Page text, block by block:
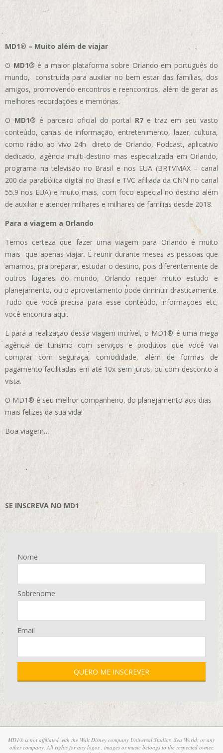
MD1® – Muito além de viajar
O MD1® é a maior plataforma sobre Orlando em português do
mundo, construída para auxiliar no bem estar das famílias, dos
amigos, promovendo encontros e reencontros, além de gerar as
melhores recordações e memórias.
OMD1® é parceiro oficial do portal R7e traz em seu vasto
conteúdo, canais de informação, entretenimento, lazer, cultura,
como rádio ao vivo 24h direto de Orlando, Podcast, aplicativo
dedicado, agência multi-destino mas especializada em Orlando,
programa na televisão no Brasil e nos EUA (BRTVMAX – canal
200 da parabólica digital no Brasil e TVC afiliada da CNN no canal
55.9 nos EUA) e muito mais, com foco especial no destino além
de auxiliar e atender milhares e milhares de famílias desde 2018.
Para a viagem a Orlando
Temos certeza que fazer uma viagem para Orlando é muito
mais que apenas viajar. É reunir durante meses as pessoas que
amamos, pra preparar, estudar o destino, pois diferentemente de
outros lugares do mundo, Orlando requer muito estudo e
planejamento, ou o aproveitamento pode diminuir drasticamente.
Tudo que você precisa para esse conteúdo, informações etc,
você encontra aqui.
E para a realização dessa viagem incrível, o MD1® é uma mega
agência de turismo com serviços e produtos que você vai
comprar com seguraça, comodidade, além de formas de
pagamento facilitadas em até 10x sem juros, ou com desconto à
vista.
O MD1® é seu melhor companheiro, do planejamento aos dias
mais felizes da sua vida!
Boa viagem…
SE INSCREVA NO MD1
Nome
Sobrenome
Email
MD1® is not affiliated with the Walt Disney company Universal Studios, Sea World, or any
other company. All rights for any logos , images or music belongs to the respected owner.